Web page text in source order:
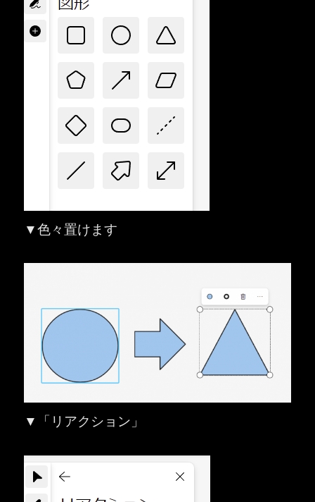
▼色々置けます
▼「リアクション」